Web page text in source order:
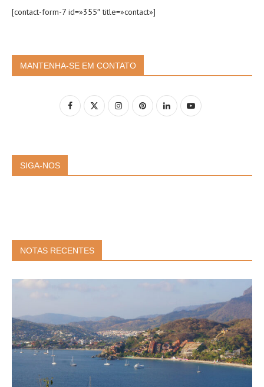
[contact-form-7 id=»355″ title=»contact»]
MANTENHA-SE EM CONTATO
SIGA-NOS
NOTAS RECENTES